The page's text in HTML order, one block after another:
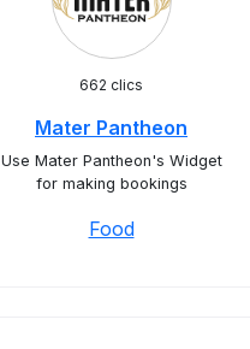
662 clics
Mater Pantheon
Use Mater Pantheon's Widget
for making bookings
Food